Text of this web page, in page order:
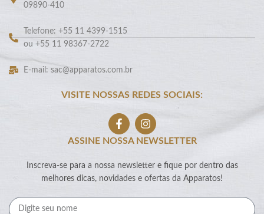
09890-410
Telefone: +55 11 4399-1515
ou +55 11 98367-2722
E-mail: sac@apparatos.com.br
VISITE NOSSAS REDES SOCIAIS:
ASSINE NOSSA NEWSLETTER
Inscreva-se para a nossa newsletter e fique por dentro das
melhores dicas, novidades e ofertas da Apparatos!